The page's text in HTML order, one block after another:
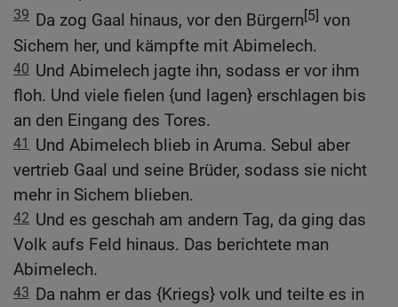
39 Da zog Gaal hinaus, vor den Bürgern[5] von
Sichem her, und kämpfte mit Abimelech.
40 Und Abimelech jagte ihn, sodass er vor ihm
floh. Und viele fielen {und lagen} erschlagen bis
an den Eingang des Tores.
41 Und Abimelech blieb in Aruma. Sebul aber
vertrieb Gaal und seine Brüder, sodass sie nicht
mehr in Sichem blieben.
42 Und es geschah am andern Tag, da ging das
Volk aufs Feld hinaus. Das berichtete man
Abimelech.
43 Da nahm er das {Kriegs} volk und teilte es in